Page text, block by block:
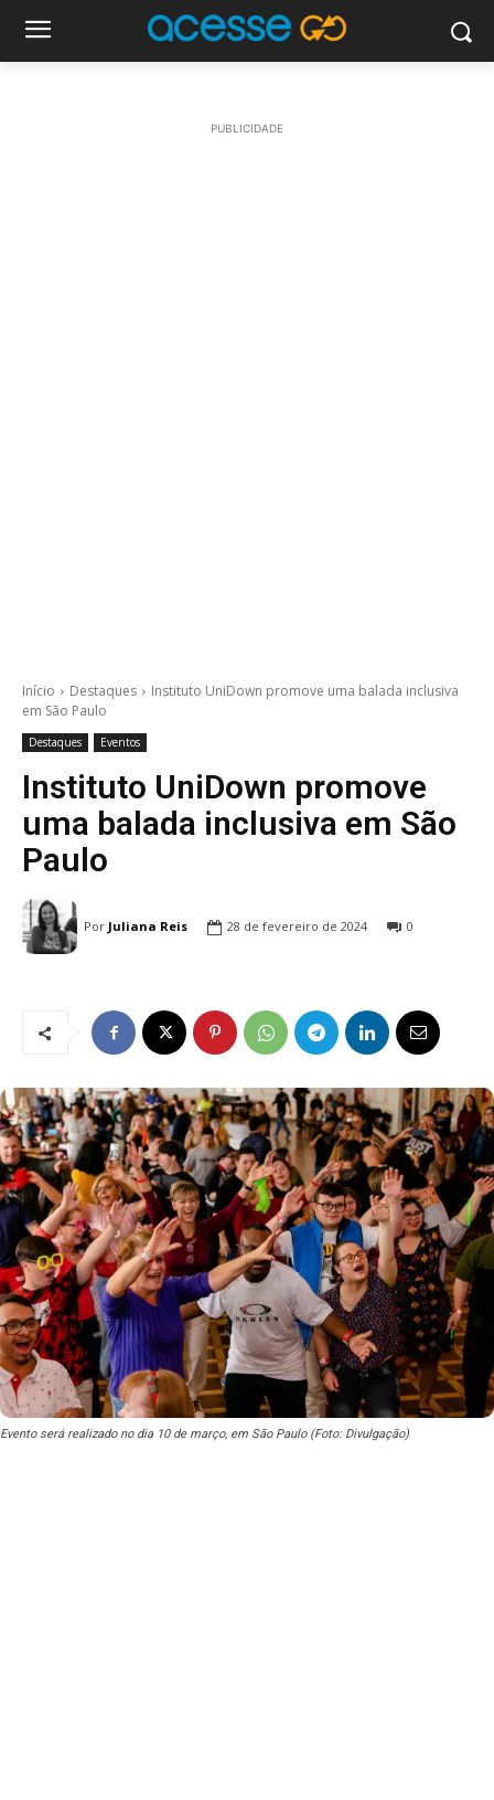
PUBLICIDADE
Início Destaques
Instituto UniDown promove uma balada inclusiva
em São Paulo
Destaques Eventos
Instituto UniDown promove
uma balada inclusiva em São
Paulo
Por Juliana Reis 28 de fevereiro de 2024 0
Evento será realizado no dia 10 de março, em São Paulo (Foto: Divulgação)